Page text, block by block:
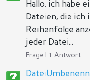
Hallo, ich habe
Dateien, die ich
Reihenfolge
jeder Datei...
Frage | 1 Antwort